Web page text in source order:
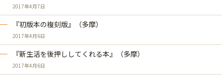
2017年4月7日
『初版本の複刻版』（多摩）
2017年4月6日
『新生活を後押ししてくれる本』（多摩）
2017年4月6日